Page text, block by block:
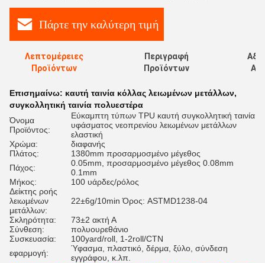
Πάρτε την καλύτερη τιμή
Λεπτομέρειες
Προϊόντων
Περιγραφή
Προϊόντων
Επισημαίνω: καυτή ταινία κόλλας λειωμένων μετάλλων,
συγκολλητική ταινία πολυεστέρα
Όνομα
Προϊόντος:
Εύκαμπτη τύπων TPU καυτή συγκολλητική ταινία
υφάσματος νεοπρενίου λειωμένων μετάλλων
ελαστική
Χρώμα:
διαφανής
Πλάτος:
1380mm προσαρμοσμένο μέγεθος
Πάχος:
0.05mm, προσαρμοσμένο μέγεθος 0.08mm
0.1mm
Μήκος:
100 υάρδες/ρόλος
Δείκτης ροής
λειωμένων
μετάλλων:
22±6g/10min Όρος: ASTMD1238-04
Σκληρότητα:
73±2 ακτή Α
Σύνθεση:
πολυουρεθάνιο
Συσκευασία:
100yard/roll, 1-2roll/CTN
εφαρμογή:
Ύφασμα, πλαστικό, δέρμα, ξύλο, σύνδεση
εγγράφου, κ.λπ.